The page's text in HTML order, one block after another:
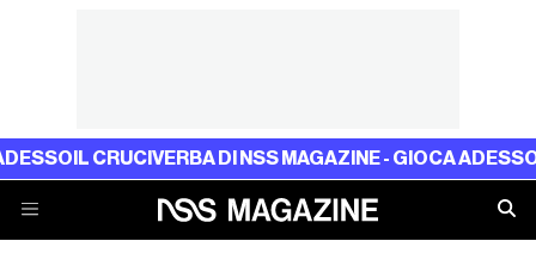
IL CRUCIVERBA DI NSS MAGAZINE - GIOCA ADESSOIL